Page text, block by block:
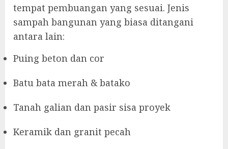
tempat pembuangan yang sesuai. Jenis
sampah bangunan yang biasa ditangani
antara lain:
Puing beton dan cor
Batu bata merah & batako
Tanah galian dan pasir sisa proyek
Keramik dan granit pecah